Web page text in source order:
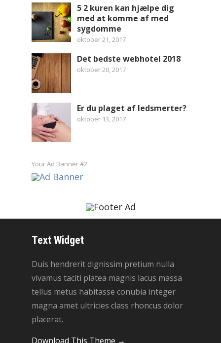
5 2 kuren kan hjælpe dig
med at komme af med
sygdomme
oktober 21, 2017
Det bedste webhotel 2018
oktober 20, 2017
Er du plaget af ledsmerter?
oktober 13, 2017
Your Ad Banner #2
Text Widget
Duis hendrerit dignissim pretium nulla
vivamus taciti platea magnis lacus massa
tellus metus habitasse conubia integer
magna amet ultricies class rhoncus dolor
placerat.
Download This Theme →